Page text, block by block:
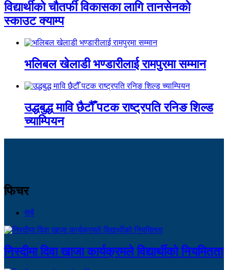
विद्यार्थीको चौतर्फी विकासका लागि तानसेनको
स्काउट क्याम्प
भलिबल खेलाडी भण्डारीलाई रामपुरमा सम्मान
उद्धबुद्ध मावि छैटौँ पटक राष्ट्रपति रनिङ शिल्ड
च्याम्पियन
फिचर
सबै
निस्दीमा दिवा खाजा कार्यक्रमले विद्यार्थीको नियमितता